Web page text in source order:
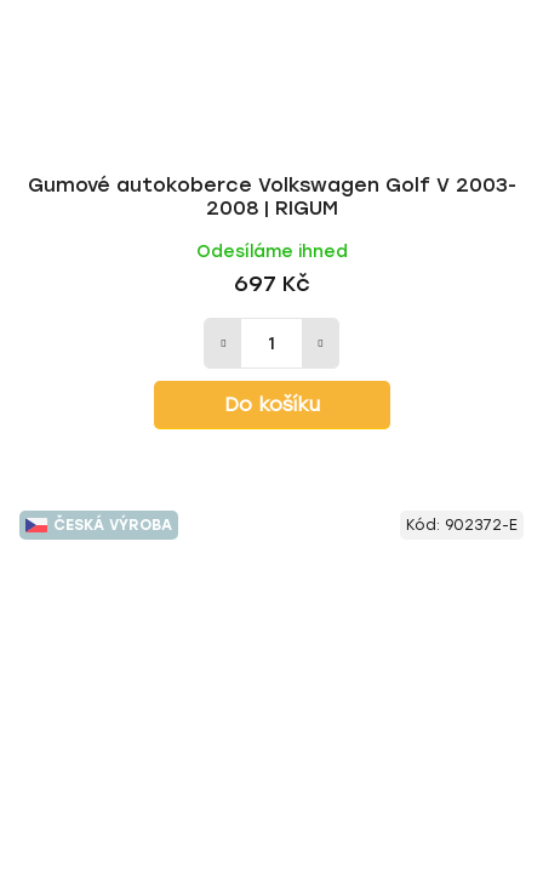
Gumové autokoberce Volkswagen Golf V 2003-
2008 | RIGUM
Odesíláme ihned
697 Kč
Do košíku
ČESKÁ VÝROBA Kód: 902372-E